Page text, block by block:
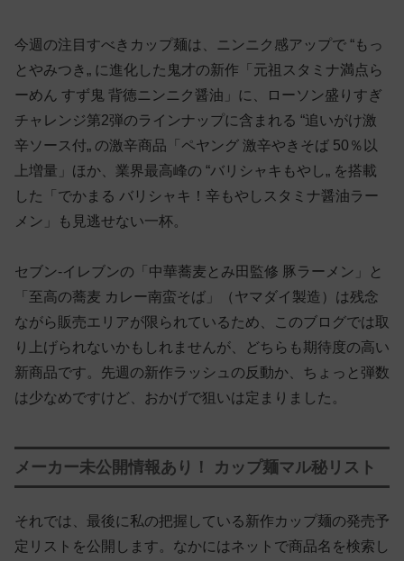
今週の注目すべきカップ麺は、ニンニク感アップで “もっ
とやみつき„ に進化した鬼才の新作「元祖スタミナ満点ら
ーめん すず鬼 背徳ニンニク醤油」に、ローソン盛りすぎ
チャレンジ第2弾のラインナップに含まれる “追いがけ激
辛ソース付„ の激辛商品「ペヤング 激辛やきそば 50％以
上増量」ほか、業界最高峰の “バリシャキもやし„ を搭載
した「でかまる バリシャキ！辛もやしスタミナ醤油ラー
メン」も見逃せない一杯。
セブン-イレブンの「中華蕎麦とみ田監修 豚ラーメン」と
「至高の蕎麦 カレー南蛮そば」（ヤマダイ製造）は残念
ながら販売エリアが限られているため、このブログでは取
り上げられないかもしれませんが、どちらも期待度の高い
新商品です。先週の新作ラッシュの反動か、ちょっと弾数
は少なめですけど、おかげで狙いは定まりました。
メーカー未公開情報あり！ カップ麺マル秘リスト
それでは、最後に私の把握している新作カップ麺の発売予
定リストを公開します。なかにはネットで商品名を検索し